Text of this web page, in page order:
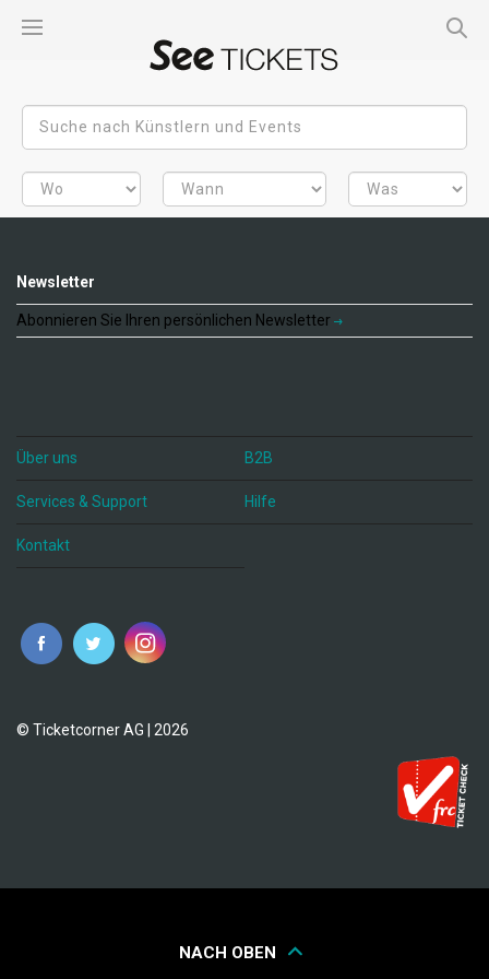
Newsletter
Abonnieren Sie Ihren persönlichen Newsletter
Über uns B2B
Services & Support Hilfe
Kontakt
© Ticketcorner AG | 2026
NACH OBEN